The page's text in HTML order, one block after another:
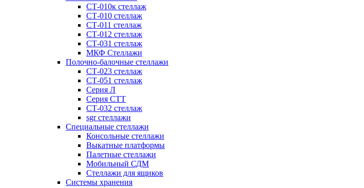
СТ-010к стеллаж
СТ-010 стеллаж
СТ-011 стеллаж
СТ-012 стеллаж
СТ-031 стеллаж
МКФ Стеллажи
Полочно-балочные стеллажи
СТ-023 стеллаж
СТ-051 стеллаж
Серия Л
Серия СТТ
СТ-032 стеллаж
sgr стеллажи
Специальные стеллажи
Консольные стеллажи
Выкатные платформы
Палетные стеллажи
Мобильный СДМ
Стеллажи для ящиков
Системы хранения